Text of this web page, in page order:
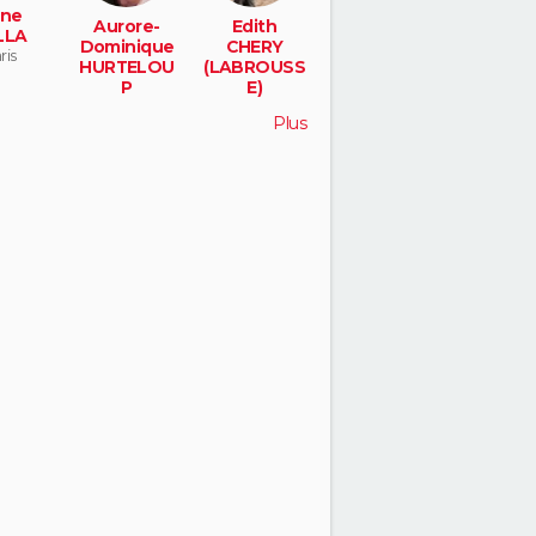
Aurore-
Dominique
HURTELOU
P
Edith
CHERY
(LABROUSS
E)
Plus